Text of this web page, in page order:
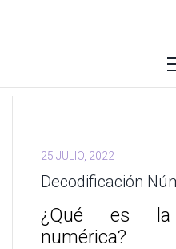
25 JULIO, 2022
Decodificación
¿Qué es la
numérica?